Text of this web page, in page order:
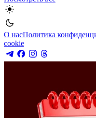
О насПолитика
cookie